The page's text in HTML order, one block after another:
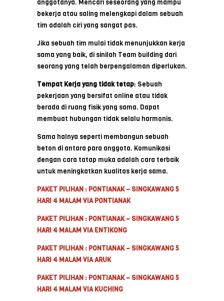
anggotanya. Mencari seseorang yang mampu
bekerja atau saling melengkapi dalam sebuah
tim adalah ciri yang sangat pas.
Jika sebuah tim mulai tidak menunjukkan kerja
sama yang baik, di sinilah Team building dari
seorang yang telah berpengalaman diperlukan.
Tempat Kerja yang tidak tetap: Sebuah
pekerjaan yang bersifat online atau tidak
berada di ruang fisik yang sama. Dapat
membuat hubungan tidak selalu harmonis.
Sama halnya seperti membangun sebuah
beton di antara para anggota. Komunikasi
dengan cara tatap muka adalah cara terbaik
untuk meningkatkan kualitas kerja sama.
PAKET PILIHAN : PONTIANAK – SINGKAWANG 5
HARI 4 MALAM VIA PONTIANAK
PAKET PILIHAN : PONTIANAK – SINGKAWANG 5
HARI 4 MALAM VIA ENTIKONG
PAKET PILIHAN : PONTIANAK – SINGKAWANG 5
HARI 4 MALAM VIA ARUK
PAKET PILIHAN : PONTIANAK – SINGKAWANG 5
HARI 4 MALAM VIA KUCHING